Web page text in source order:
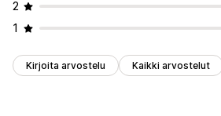
2
1
Kirjoita arvostelu Kaikki arvostelut